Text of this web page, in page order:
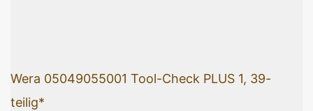
Wera 05049055001 Tool-Check PLUS 1, 39-
teilig*